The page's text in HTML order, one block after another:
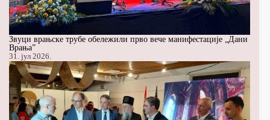
Звуци врањске трубе обележили прво вече манифестације „Дани
Врања”
31. јул 2026.